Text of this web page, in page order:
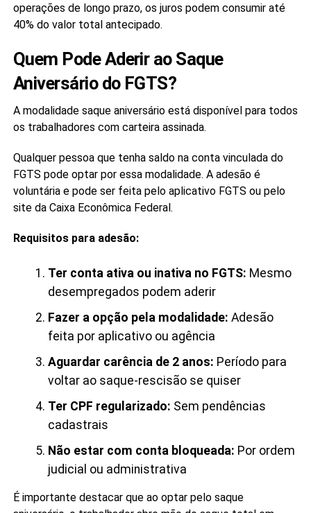
operações de longo prazo, os juros podem consumir até
40% do valor total antecipado.
Quem Pode Aderir ao Saque
Aniversário do FGTS?
A modalidade saque aniversário está disponível para todos
os trabalhadores com carteira assinada.
Qualquer pessoa que tenha saldo na conta vinculada do
FGTS pode optar por essa modalidade. A adesão é
voluntária e pode ser feita pelo aplicativo FGTS ou pelo
site da Caixa Econômica Federal.
Requisitos para adesão:
Ter conta ativa ou inativa no FGTS: Mesmo
desempregados podem aderir
Fazer a opção pela modalidade: Adesão
feita por aplicativo ou agência
Aguardar carência de 2 anos: Período para
voltar ao saque-rescisão se quiser
Ter CPF regularizado: Sem pendências
cadastrais
Não estar com conta bloqueada: Por ordem
judicial ou administrativa
É importante destacar que ao optar pelo saque